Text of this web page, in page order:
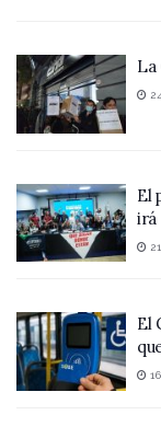
La
El
irá
El